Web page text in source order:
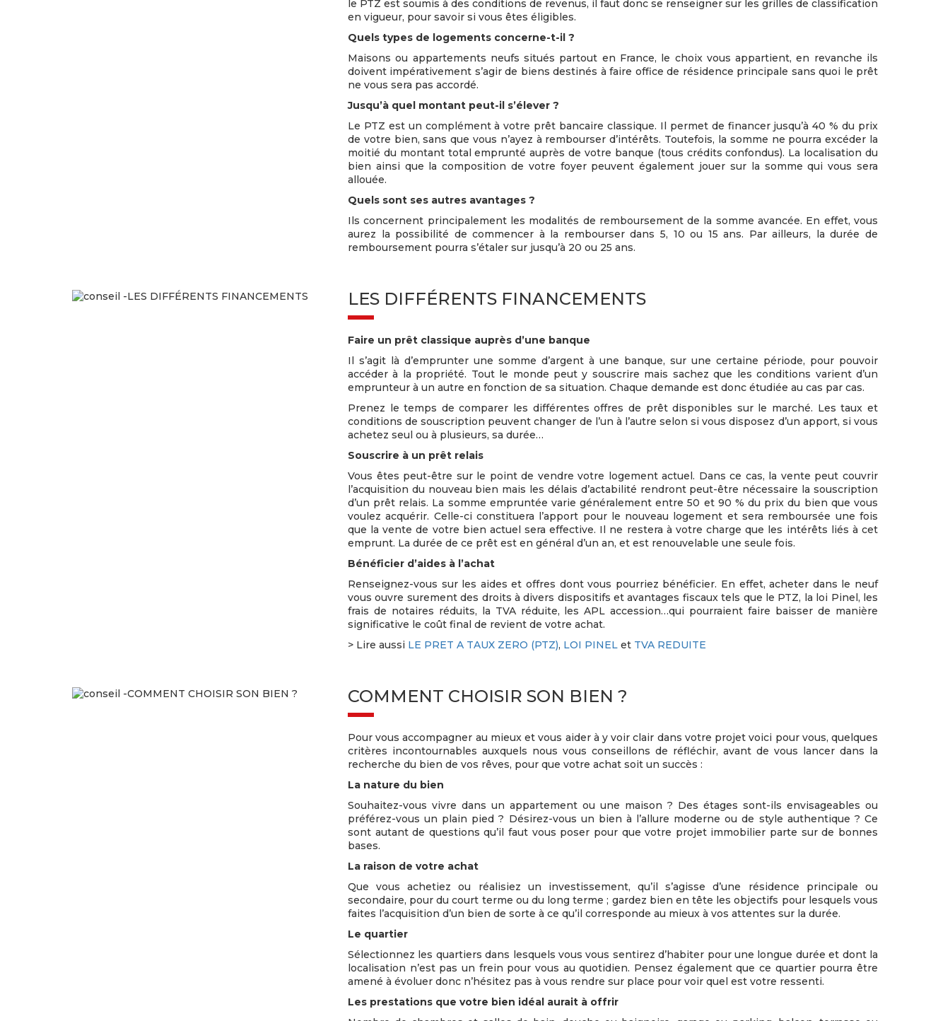
le PTZ est soumis à des conditions de revenus, il faut donc se renseigner sur les grilles de classification
en vigueur, pour savoir si vous êtes éligibles.
Quels types de logements concerne-t-il ?
Maisons ou appartements neufs situés partout en France, le choix vous appartient, en revanche ils
doivent impérativement s’agir de biens destinés à faire office de résidence principale sans quoi le prêt
ne vous sera pas accordé.
Jusqu’à quel montant peut-il s’élever ?
Le PTZ est un complément à votre prêt bancaire classique. Il permet de financer jusqu’à 40 % du prix
de votre bien, sans que vous n’ayez à rembourser d’intérêts. Toutefois, la somme ne pourra excéder la
moitié du montant total emprunté auprès de votre banque (tous crédits confondus). La localisation du
bien ainsi que la composition de votre foyer peuvent également jouer sur la somme qui vous sera
allouée.
Quels sont ses autres avantages ?
Ils concernent principalement les modalités de remboursement de la somme avancée. En effet, vous
aurez la possibilité de commencer à la rembourser dans 5, 10 ou 15 ans. Par ailleurs, la durée de
remboursement pourra s’étaler sur jusqu’à 20 ou 25 ans.
LES DIFFÉRENTS FINANCEMENTS
Faire un prêt classique auprès d’une banque
Il s’agit là d’emprunter une somme d’argent à une banque, sur une certaine période, pour pouvoir
accéder à la propriété. Tout le monde peut y souscrire mais sachez que les conditions varient d’un
emprunteur à un autre en fonction de sa situation. Chaque demande est donc étudiée au cas par cas.
Prenez le temps de comparer les différentes offres de prêt disponibles sur le marché. Les taux et
conditions de souscription peuvent changer de l’un à l’autre selon si vous disposez d’un apport, si vous
achetez seul ou à plusieurs, sa durée…
Souscrire à un prêt relais
Vous êtes peut-être sur le point de vendre votre logement actuel. Dans ce cas, la vente peut couvrir
l’acquisition du nouveau bien mais les délais d’actabilité rendront peut-être nécessaire la souscription
d’un prêt relais. La somme empruntée varie généralement entre 50 et 90 % du prix du bien que vous
voulez acquérir. Celle-ci constituera l’apport pour le nouveau logement et sera remboursée une fois
que la vente de votre bien actuel sera effective. Il ne restera à votre charge que les intérêts liés à cet
emprunt. La durée de ce prêt est en général d’un an, et est renouvelable une seule fois.
Bénéficier d’aides à l’achat
Renseignez-vous sur les aides et offres dont vous pourriez bénéficier. En effet, acheter dans le neuf
vous ouvre surement des droits à divers dispositifs et avantages fiscaux tels que le PTZ, la loi Pinel, les
frais de notaires réduits, la TVA réduite, les APL accession…qui pourraient faire baisser de manière
significative le coût final de revient de votre achat.
> Lire aussi LE PRET A TAUX ZERO (PTZ), LOI PINELet TVA REDUITE
COMMENT CHOISIR SON BIEN ?
Pour vous accompagner au mieux et vous aider à y voir clair dans votre projet voici pour vous, quelques
critères incontournables auxquels nous vous conseillons de réfléchir, avant de vous lancer dans la
recherche du bien de vos rêves, pour que votre achat soit un succès :
La nature du bien
Souhaitez-vous vivre dans un appartement ou une maison ? Des étages sont-ils envisageables ou
préférez-vous un plain pied ? Désirez-vous un bien à l’allure moderne ou de style authentique ? Ce
sont autant de questions qu’il faut vous poser pour que votre projet immobilier parte sur de bonnes
bases.
La raison de votre achat
Que vous achetiez ou réalisiez un investissement, qu’il s’agisse d’une résidence principale ou
secondaire, pour du court terme ou du long terme ; gardez bien en tête les objectifs pour lesquels vous
faites l’acquisition d’un bien de sorte à ce qu’il corresponde au mieux à vos attentes sur la durée.
Le quartier
Sélectionnez les quartiers dans lesquels vous vous sentirez d’habiter pour une longue durée et dont la
localisation n’est pas un frein pour vous au quotidien. Pensez également que ce quartier pourra être
amené à évoluer donc n’hésitez pas à vous rendre sur place pour voir quel est votre ressenti.
Les prestations que votre bien idéal aurait à offrir